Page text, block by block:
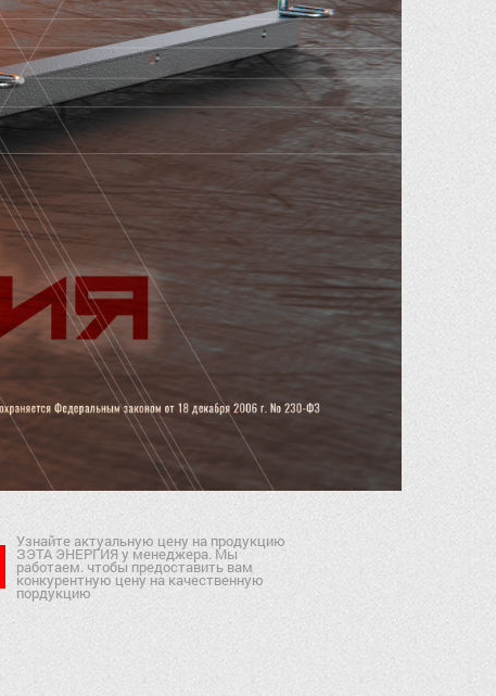
Узнайте актуальную цену на продукцию
ЗЭТА ЭНЕРГИЯ у менеджера. Мы
работаем. чтобы предоставить вам
конкурентную цену на качественную
пордукцию